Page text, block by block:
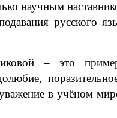
научным
русского
– это
в учёном